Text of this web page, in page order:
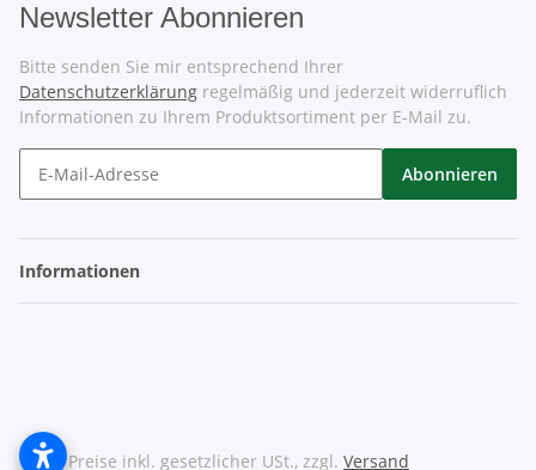
Newsletter Abonnieren
Bitte senden Sie mir entsprechend Ihrer
Datenschutzerklärung regelmäßig und jederzeit widerruflich
Informationen zu Ihrem Produktsortiment per E-Mail zu.
Abonnieren
Informationen
* Alle Preise inkl. gesetzlicher USt., zzgl. Versand